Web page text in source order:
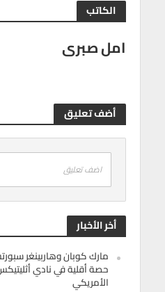
الكاتب
امل صبرى
أضف تعليق
اضف تعليق
أخر الأخبار
مارك كوبان وهاربينغر
حصة أقلية في نادي
الأمريكي